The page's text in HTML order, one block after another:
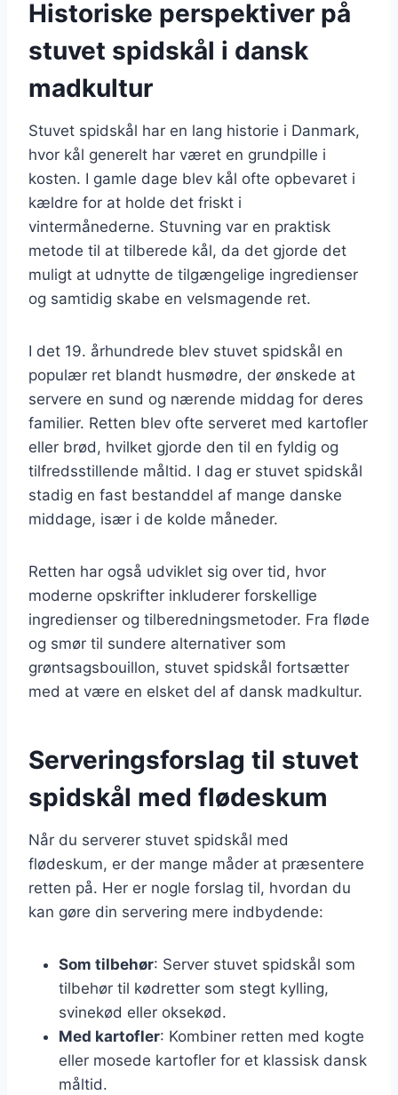
Historiske perspektiver på
stuvet spidskål i dansk
madkultur
Stuvet spidskål har en lang historie i Danmark,
hvor kål generelt har været en grundpille i
kosten. I gamle dage blev kål ofte opbevaret i
kældre for at holde det friskt i
vintermånederne. Stuvning var en praktisk
metode til at tilberede kål, da det gjorde det
muligt at udnytte de tilgængelige ingredienser
og samtidig skabe en velsmagende ret.
I det 19. århundrede blev stuvet spidskål en
populær ret blandt husmødre, der ønskede at
servere en sund og nærende middag for deres
familier. Retten blev ofte serveret med kartofler
eller brød, hvilket gjorde den til en fyldig og
tilfredsstillende måltid. I dag er stuvet spidskål
stadig en fast bestanddel af mange danske
middage, især i de kolde måneder.
Retten har også udviklet sig over tid, hvor
moderne opskrifter inkluderer forskellige
ingredienser og tilberedningsmetoder. Fra fløde
og smør til sundere alternativer som
grøntsagsbouillon, stuvet spidskål fortsætter
med at være en elsket del af dansk madkultur.
Serveringsforslag til stuvet
spidskål med flødeskum
Når du serverer stuvet spidskål med
flødeskum, er der mange måder at præsentere
retten på. Her er nogle forslag til, hvordan du
kan gøre din servering mere indbydende:
Som tilbehør: Server stuvet spidskål som
tilbehør til kødretter som stegt kylling,
svinekød eller oksekød.
Med kartofler: Kombiner retten med kogte
eller mosede kartofler for et klassisk dansk
måltid.